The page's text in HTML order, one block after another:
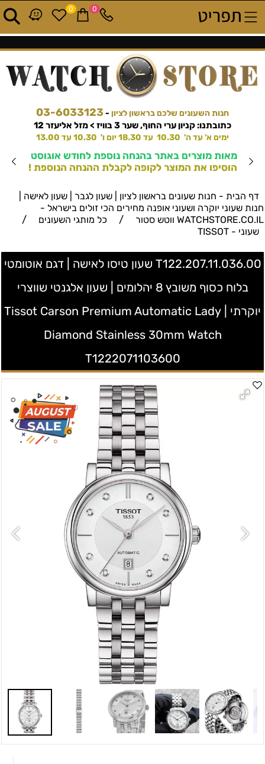
חנות השעונים שלכם בראשון לציון -
03-6033123
כתובתנו: קניון ערי החוף, שער 3 בוויז > מזל אליעזר 12
ימים א' עד ה' 10.30 עד 18.30 יום ו' 10.30 עד 13.00
מאות מוצרים באתר בהנחה נוספת לחודש אוגוסט
הוסיפו את המוצר לקופה לקבלת ההנחה הנוספת !
0 0
דף הבית - חנות שעונים בראשון לציון | שעון לגבר | שעון לאישה |
חנות שעוני יוקרה ושעוני אופנה מחירים הכי זולים בישראל -
WATCHSTORE.CO.IL ווטש סטור
/ כל מותגי השעונים /
שעוני - TISSOT
T122.207.11.036.00 שעון טיסו לאישה | דגם אוטומטי
בלוח כסוף משובץ 8 יהלומים | שעון אלגנטי שווצרי
יוקרתי | Tissot Carson Premium Automatic Lady
Diamond Stainless 30mm Watch
T1222071103600